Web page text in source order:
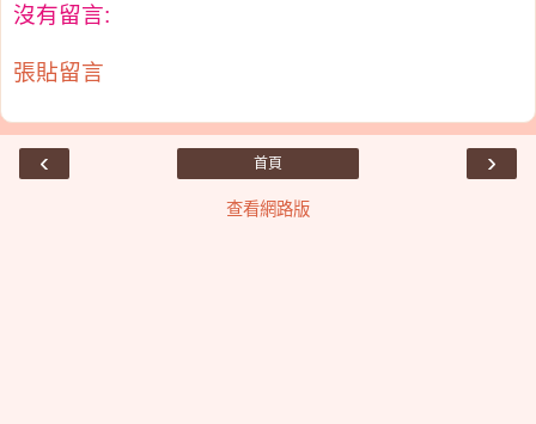
沒有留言:
張貼留言
‹ ›
首頁
查看網路版